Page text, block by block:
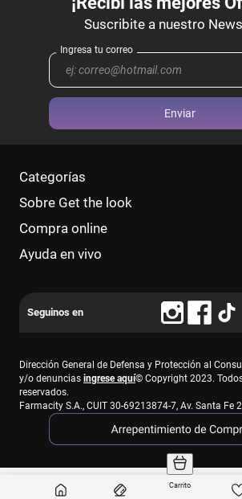
Carrito
Enviar
Categorías
Sobre Get the look
Compra online
Ayuda en vivo
Dirección General de Defensa y Protección al
y/o denuncias ingrese aquí© Copyright 2023.
reservados.
Farmacity S.A., CUIT 30-69213874-7, Av. Santa Fe